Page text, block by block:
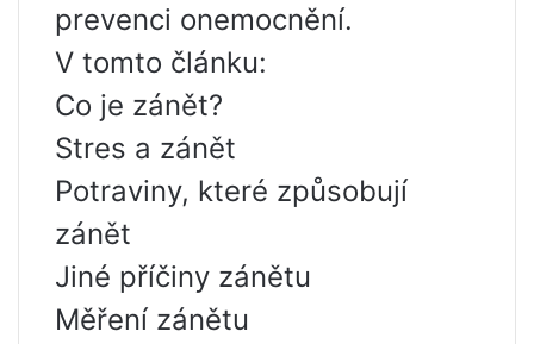
prevenci onemocnění.
V tomto článku:
Co je zánět?
Stres a zánět
Potraviny, které způsobují
zánět
Jiné příčiny zánětu
Měření zánětu